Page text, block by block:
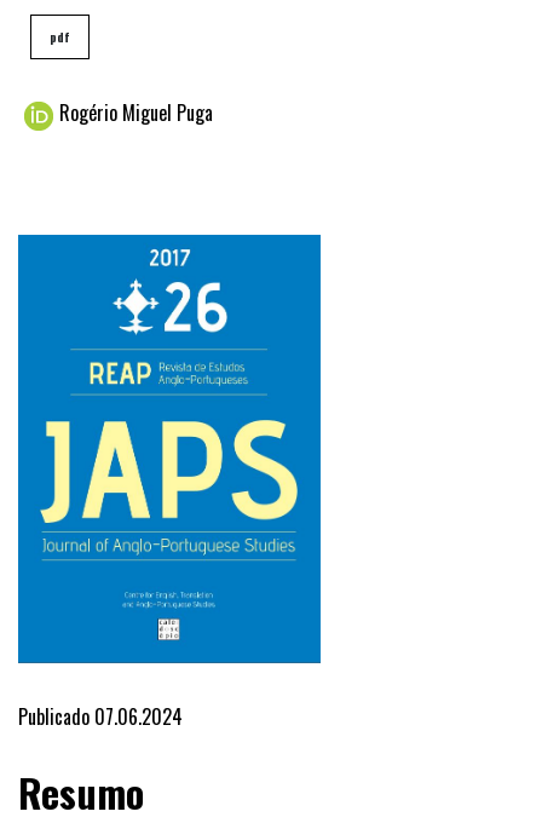
pdf
Rogério Miguel Puga
Publicado 07.06.2024
Resumo